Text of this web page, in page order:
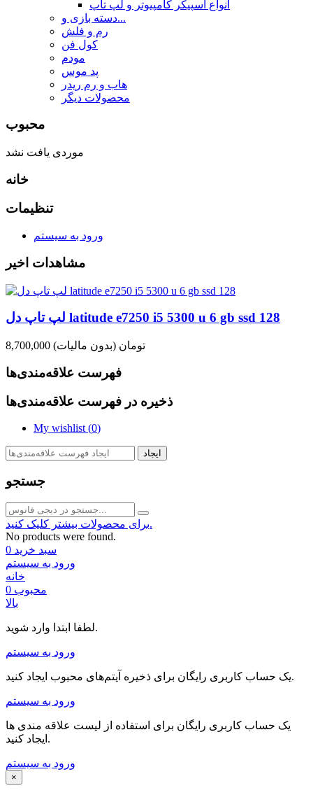
انواع اسپیکر کامپیوتر و لپ تاپ
دسته بازی و...
رم و فلش
کول فن
مودم
پد موس
هاب و رم ریدر
محصولات دیگر
محبوب
موردی یافت نشد
خانه
تنظیمات
ورود به سیستم
مشاهدات اخیر
لپ تاپ دل latitude e7250 i5 5300 u 6 gb ssd 128
8,700,000 تومان (بدون مالیات)
فهرست علاقه‌مندی‌ها
ذخیره در فهرست علاقه‌مندی‌ها
My wishlist (0)
ایجاد
جستجو
برای محصولات بیشتر کلیک کنید.
No products were found.
سبد خرید 0
ورود به سیستم
خانه
محبوب 0
بالا
لطفا ابتدا وارد شوید.
ورود به سیستم
یک حساب کاربری رایگان برای ذخیره آیتم‌های محبوب ایجاد کنید.
ورود به سیستم
یک حساب کاربری رایگان برای استفاده از لیست علاقه مندی ها
ایجاد کنید.
ورود به سیستم
×